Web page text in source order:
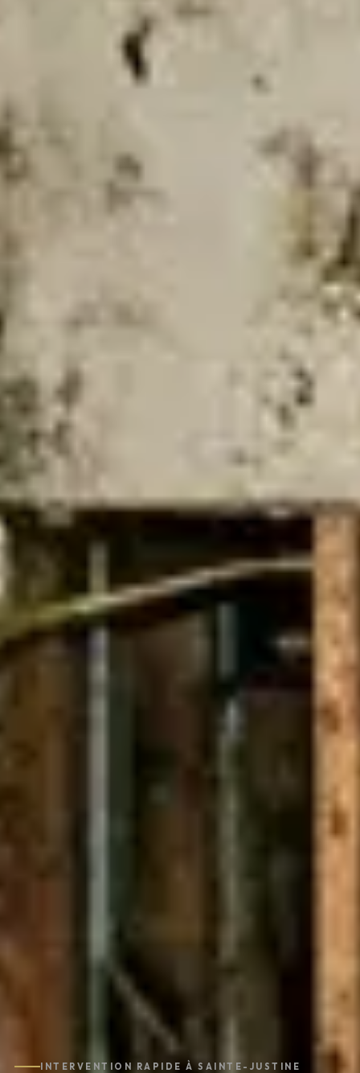
INTERVENTION RAPIDE À SAINTE-JUSTINE